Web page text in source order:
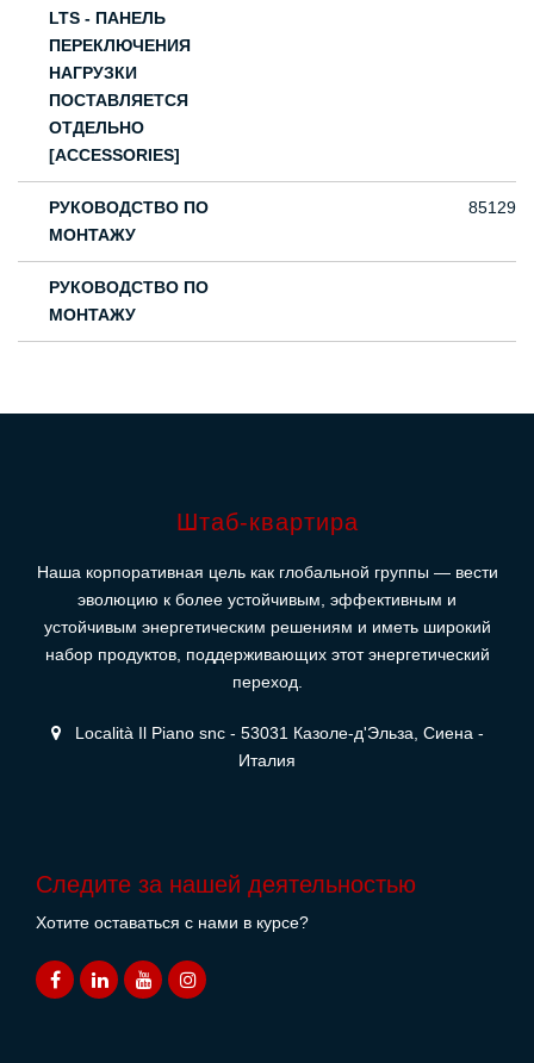
LTS - ПАНЕЛЬ
ПЕРЕКЛЮЧЕНИЯ
НАГРУЗКИ
ПОСТАВЛЯЕТСЯ
ОТДЕЛЬНО
[ACCESSORIES]
РУКОВОДСТВО ПО
МОНТАЖУ
85129
РУКОВОДСТВО ПО
МОНТАЖУ
Штаб-квартира
Наша корпоративная цель как глобальной группы — вести
эволюцию к более устойчивым, эффективным и
устойчивым энергетическим решениям и иметь широкий
набор продуктов, поддерживающих этот энергетический
переход.
Località Il Piano snc - 53031 Казоле-д'Эльза, Сиена -
Италия
Следите за нашей деятельностью
Хотите оставаться с нами в курсе?